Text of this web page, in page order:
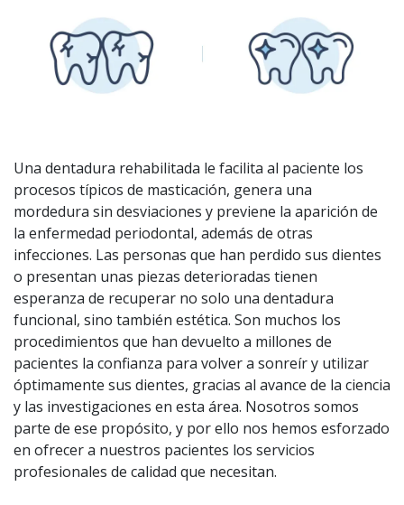
Una dentadura rehabilitada le facilita al paciente los
procesos típicos de masticación, genera una
mordedura sin desviaciones y previene la aparición de
la enfermedad periodontal, además de otras
infecciones. Las personas que han perdido sus dientes
o presentan unas piezas deterioradas tienen
esperanza de recuperar no solo una dentadura
funcional, sino también estética. Son muchos los
procedimientos que han devuelto a millones de
pacientes la confianza para volver a sonreír y utilizar
óptimamente sus dientes, gracias al avance de la ciencia
y las investigaciones en esta área. Nosotros somos
parte de ese propósito, y por ello nos hemos esforzado
en ofrecer a nuestros pacientes los servicios
profesionales de calidad que necesitan.